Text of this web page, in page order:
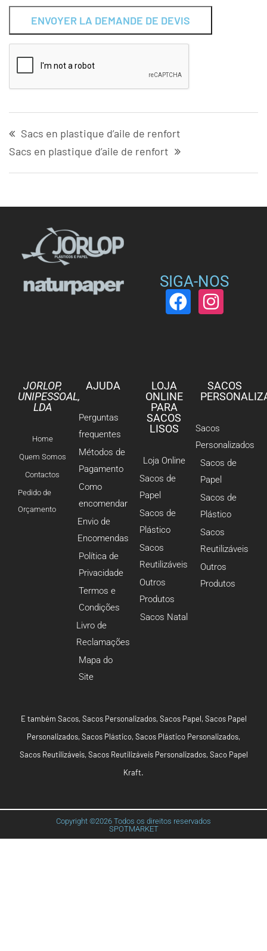
Sacs en plastique d’aile de renfort
Sacs en plastique d’aile de renfort
SIGA-NOS
JORLOP,
UNIPESSOAL,
LDA
Home
Quem Somos
Contactos
Pedido de
Orçamento
AJUDA
Perguntas
frequentes
Métodos de
Pagamento
Como
encomendar
Envio de
Encomendas
Política de
Privacidade
Termos e
Condições
Livro de
Reclamações
Mapa do
Site
LOJA
ONLINE
PARA
SACOS
LISOS
Loja Online
Sacos de
Papel
Sacos de
Plástico
Sacos
Reutilizáveis
Outros
Produtos
Sacos Natal
SACOS
Sacos
Personalizados
Sacos de
Papel
Sacos de
Plástico
Sacos
Reutilizáveis
Outros
Produtos
E também Sacos,Sacos Personalizados,Sacos Papel,Sacos Papel
Personalizados,Sacos Plástico,Sacos Plástico Personalizados,
Sacos Reutilizáveis,Sacos Reutilizáveis Personalizados,Saco Papel
Kraft.
Copyright ©2026 Todos os direitos reservados
SPOTMARKET